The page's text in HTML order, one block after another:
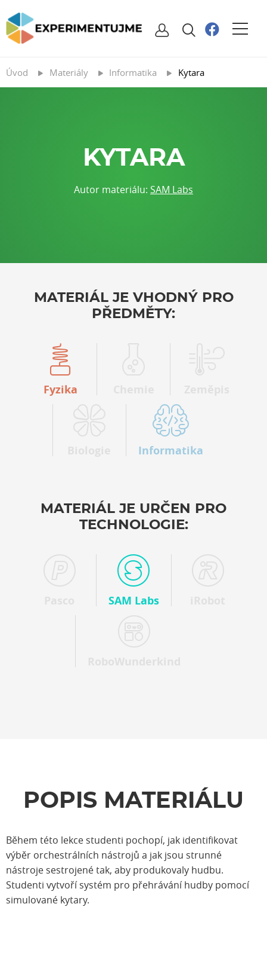
Úvod Materiály Informatika Kytara
KYTARA
Autor materiálu: SAM Labs
MATERIÁL JE VHODNÝ PRO
PŘEDMĚTY:
Fyzika
Informatika
MATERIÁL JE URČEN PRO
TECHNOLOGIE:
SAM Labs
POPIS MATERIÁLU
Během této lekce studenti pochopí, jak identifikovat
výběr orchestrálních nástrojů a jak jsou strunné
nástroje sestrojené tak, aby produkovaly hudbu.
Studenti vytvoří systém pro přehrávání hudby pomocí
simulované kytary.